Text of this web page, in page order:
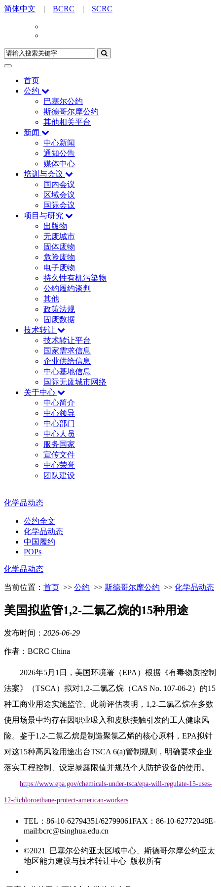
简体中文 | BCRC | SCRC
首页
公约
巴塞尔公约
斯德哥尔摩公约
其他相关平台
新闻
中心新闻
通知公告
媒体中心
培训与会议
国内会议
区域会议
国际会议
项目与研究
出版物
无废城市
固体废物
危险废物
电子废物
持久性有机污染物
公约履约谈判
其他
政策法规
固废数据
技术转让
技术转让平台
国家需求信息
企业供给信息
中心基地信息
国际无废城市网络
关于中心
中心简介
中心领导
中心部门
中心人员
服务国家
宣传文件
中心荣誉
团队建设
化学品动态
公约全文
化学品动态
中国履约
POPs
化学品动态
当前位置： 首页 >> 公约 >> 斯德哥尔摩公约 >> 化学品动态
美国拟监管1,2-二氯乙烷的15种用途
发布时间： 2026-06-29
作者：BCRC China
2026年5月1日，美国环境署（EPA）根据《有毒物质控制
法案》（TSCA）拟对1,2-二氯乙烷（CAS No. 107-06-2）的15
种工商业用途实施监管。此前评估表明，1,2-二氯乙烷在多数
使用场景中均存在因职业吸入和皮肤接触引发的工人健康风
险。鉴于1,2-二氯乙烷是制造聚氯乙烯的核心原料，EPA拟针
对这15种高风险用途出台TSCA 6(a)管制规则，明确要求企业
落实工程控制、设定暴露限值并规范个人防护设备的使用。
https://www.epa.gov/chemicals-under-tsca/epa-will-regulate-15-uses-
12-dichloroethane-protect-american-workers
TEL：86-10-62794351/62799061FAX：86-10-62772048E-
mail:bcrc@tsinghua.edu.cn
©2021 巴塞尔公约亚太区域中心、斯德哥尔摩公约亚太
地区能力建设与技术转让中心 版权所有